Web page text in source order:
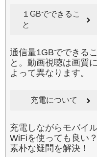
内用Wi-Fiをレンタルす
とで、高額なデータロ
チャージを節約できま
特に引っ越し直後の固
線が開通するまでの期間
や、不意の入院で病院
時、一時的なリモート
ビスです。お申し込み
ンラインで完結し、お
もスピーディー。返却
１GBでできるこ
と
通信量1GBでできるこ
と。動画視聴は画質に
よって異なります。
充電について
充電しながらモバイ
WiFiを使っても良い？
素朴な疑問を解決！